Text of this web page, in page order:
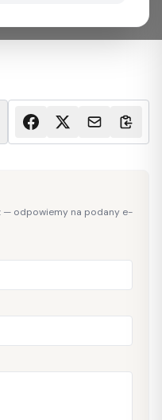
— odpowiemy na podany e-